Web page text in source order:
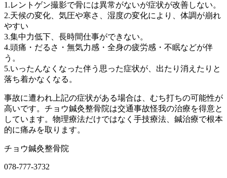
1.レントゲン撮影で骨には異常がないが症状が改善しない。
2.天候の変化、気圧や寒さ、湿度の変化により、体調が崩れ
やすい
3.集中力低下、長時間仕事ができない。
4.頭痛・だるさ・無気力感・全身の疲労感・不眠などが伴
う。
5.いったんなくなった伴う思った症状が、出たり消えたりと
落ち着かなくなる。
事故に遭われ上記の症状がある場合は、むち打ちの可能性が
高いです。チョウ鍼灸整骨院は交通事故怪我の治療を得意と
しています。物理療法だけではなく手技療法、鍼治療で根本
的に痛みを取ります。
チョウ鍼灸整骨院
078-777-3732